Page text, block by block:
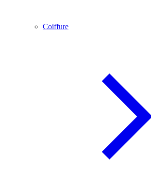
Coiffure